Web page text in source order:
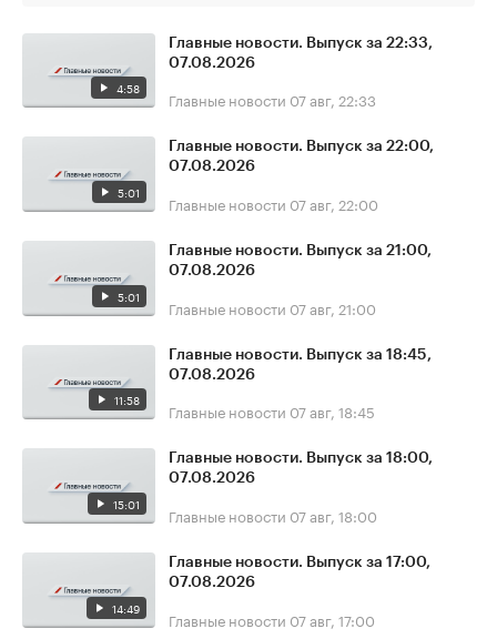
4:58
Главные новости. Выпуск за 22:33,
07.08.2026
Главные новости 07 авг, 22:33
5:01
Главные новости. Выпуск за 22:00,
07.08.2026
Главные новости 07 авг, 22:00
5:01
Главные новости. Выпуск за 21:00,
07.08.2026
Главные новости 07 авг, 21:00
11:58
Главные новости. Выпуск за 18:45,
07.08.2026
Главные новости 07 авг, 18:45
15:01
Главные новости. Выпуск за 18:00,
07.08.2026
Главные новости 07 авг, 18:00
14:49
Главные новости. Выпуск за 17:00,
07.08.2026
Главные новости 07 авг, 17:00